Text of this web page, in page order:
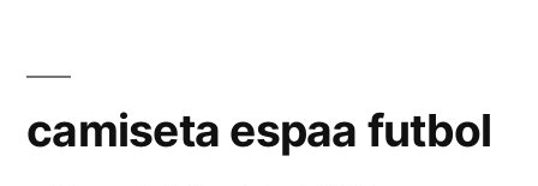
camiseta espaa futbol